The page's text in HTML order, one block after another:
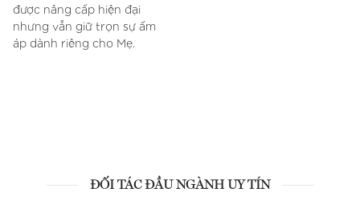
được nâng cấp hiện đại
nhưng vẫn giữ trọn sự ấm
áp dành riêng cho Mẹ.
ĐỐI TÁC ĐẦU NGÀNH UY TÍN